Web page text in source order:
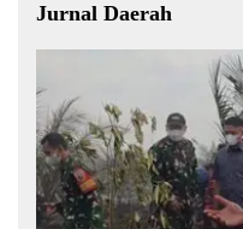
Jurnal Daerah